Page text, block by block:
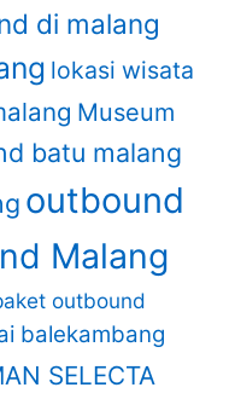
di malang
lokasi wisata
Museum
batu malang
outbound
Malang
outbound
balekambang
SELECTA